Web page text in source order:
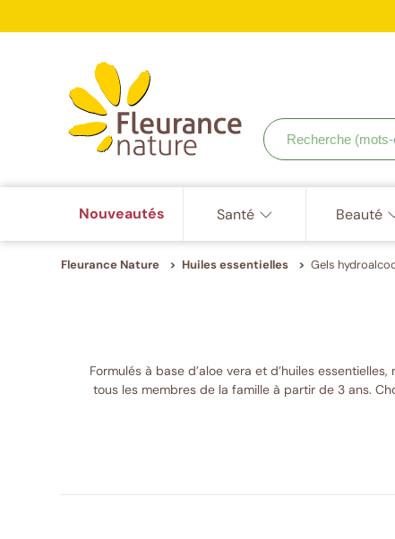
Recherche
(mots-
clés,
Nouveautés Santé Beauté
Fleurance Nature Huiles essentielles Gels
Formulés à base d’aloe vera et d’huiles
tous les membres de la famille à partir de 3 ans.
ISO